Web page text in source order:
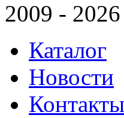
2009 -
Каталог
Новости
Контакты